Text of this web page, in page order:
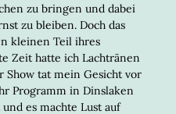
zu bringen und dabei
zu bleiben. Doch das
kleinen Teil ihres
Zeit hatte ich Lachtränen
Show tat mein Gesicht vor
Programm in Dinslaken
es machte Lust auf